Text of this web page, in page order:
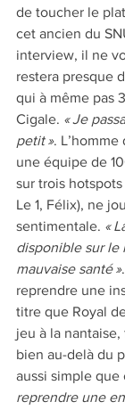
de toucher le
cet ancien du
interview, il ne
restera presque
qui à même pas
Cigale. « Je
petit ». L’homme
une équipe de
sur trois
Le 1, Félix), ne
sentimentale. «
disponible sur le
mauvaise santé »
reprendre une
titre que Royal
jeu à la
bien au-delà du
aussi simple que
reprendre une